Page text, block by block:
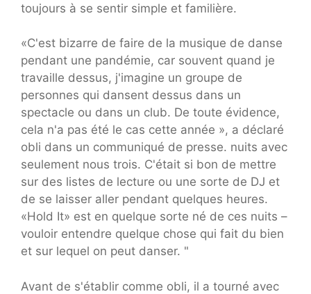
toujours à se sentir simple et familière.
«C'est bizarre de faire de la musique de danse
pendant une pandémie, car souvent quand je
travaille dessus, j'imagine un groupe de
personnes qui dansent dessus dans un
spectacle ou dans un club. De toute évidence,
cela n'a pas été le cas cette année », a déclaré
obli dans un communiqué de presse. nuits avec
seulement nous trois. C'était si bon de mettre
sur des listes de lecture ou une sorte de DJ et
de se laisser aller pendant quelques heures.
«Hold It» est en quelque sorte né de ces nuits –
vouloir entendre quelque chose qui fait du bien
et sur lequel on peut danser. "
Avant de s'établir comme obli, il a tourné avec